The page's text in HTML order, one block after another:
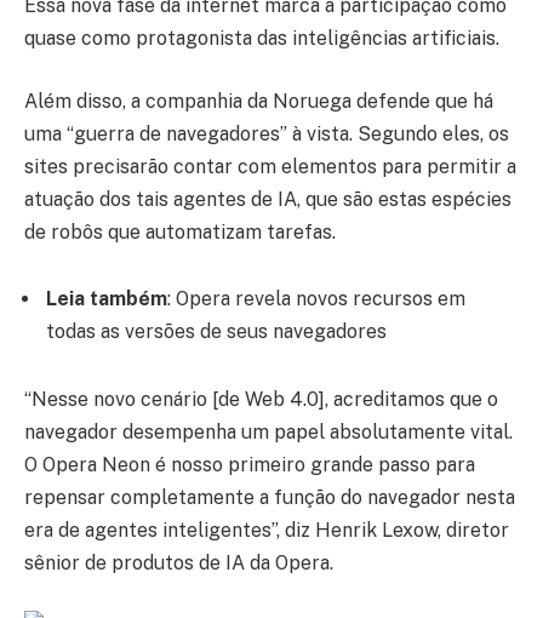
Essa nova fase da internet marca a participação como
quase como protagonista das inteligências artificiais.
Além disso, a companhia da Noruega defende que há
uma “guerra de navegadores” à vista. Segundo eles, os
sites precisarão contar com elementos para permitir a
atuação dos tais agentes de IA, que são estas espécies
de robôs que automatizam tarefas.
Leia também: Opera revela novos recursos em
todas as versões de seus navegadores
“Nesse novo cenário [de Web 4.0], acreditamos que o
navegador desempenha um papel absolutamente vital.
O Opera Neon é nosso primeiro grande passo para
repensar completamente a função do navegador nesta
era de agentes inteligentes”, diz Henrik Lexow, diretor
sênior de produtos de IA da Opera.